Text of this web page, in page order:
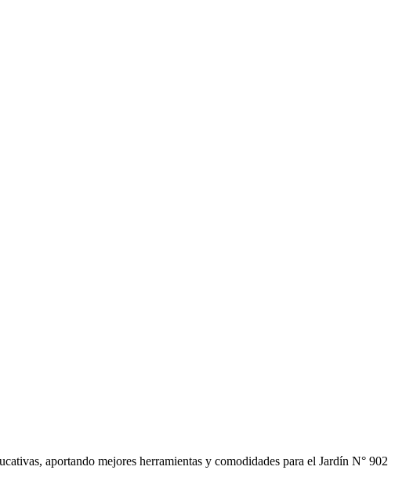
aportando mejores herramientas y comodidades para el Jardín N° 902